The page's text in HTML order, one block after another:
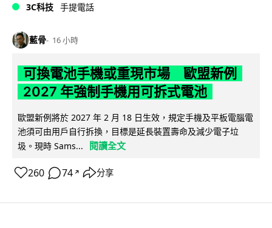
3C科技 手提電話
藍骨 16 小時
可換電池手機或重現市場 歐盟新例
2027 年強制手機用可拆式電池
歐盟新例將於 2027 年 2 月 18 日生效，規定手機及平板電腦電
池須可由用戶自行拆換，目標是延長裝置壽命及減少電子垃
圾。現時 Sams...
閱讀全文
260 74 ↗ 分享